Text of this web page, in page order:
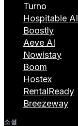
Turno
Hospitable AI
Boostly
Aeve AI
Nowistay
Boom
Hostex
RentalReady
Breezeway
소셜